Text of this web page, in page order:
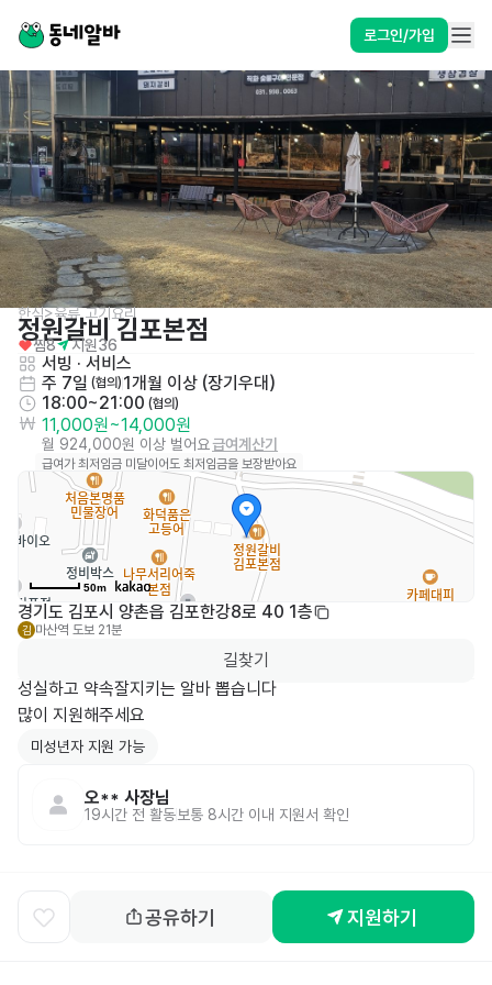
로그인/가입
한식>육류,고기요리
정원갈비 김포본점
찜8 지원36
서빙 · 서비스
주 7일 (협의) 1개월 이상 (장기우대)
18:00~21:00 (협의)
11,000원~14,000원
월 924,000원 이상 벌어요급여계산기
급여가 최저임금 미달이어도 최저임금을 보장받아요
50m
경기도 김포시 양촌읍 김포한강8로 40 1층
김 마산역 도보 21분
길찾기
성실하고 약속잘지키는 알바 뽑습니다
많이 지원해주세요
미성년자 지원 가능
오** 사장님
19시간 전 활동보통 8시간 이내 지원서 확인
공유하기 지원하기